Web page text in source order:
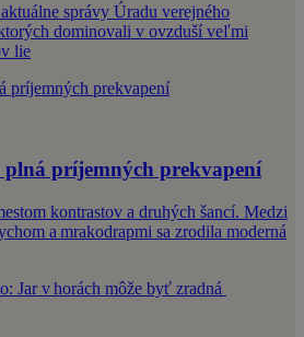
správy Úradu verejného
dominovali v ovzduší veľmi
lie
plná príjemných prekvapení
kontrastov a druhých šancí. Medzi
a mrakodrapmi sa zrodila moderná